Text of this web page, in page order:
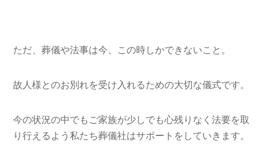
ただ、葬儀や法事は今、この時しかできないこと。
故人様とのお別れを受け入れるための大切な儀式です。
今の状況の中でもご家族が少しでも心残りなく法要を取
り行えるよう私たち葬儀社はサポートをしていきます。